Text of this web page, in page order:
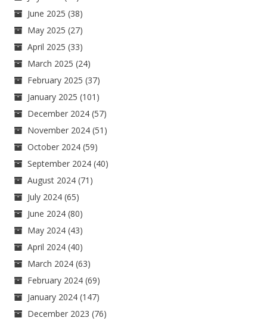
June 2025 (38)
May 2025 (27)
April 2025 (33)
March 2025 (24)
February 2025 (37)
January 2025 (101)
December 2024 (57)
November 2024 (51)
October 2024 (59)
September 2024 (40)
August 2024 (71)
July 2024 (65)
June 2024 (80)
May 2024 (43)
April 2024 (40)
March 2024 (63)
February 2024 (69)
January 2024 (147)
December 2023 (76)